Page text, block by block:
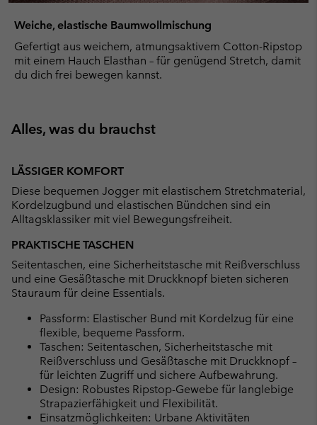
Weiche, elastische Baumwollmischung
Gefertigt aus weichem, atmungsaktivem Cotton-Ripstop
mit einem Hauch Elasthan – für genügend Stretch, damit
du dich frei bewegen kannst.
Alles, was du brauchst
LÄSSIGER KOMFORT
Diese bequemen Jogger mit elastischem Stretchmaterial,
Kordelzugbund und elastischen Bündchen sind ein
Alltagsklassiker mit viel Bewegungsfreiheit.
PRAKTISCHE TASCHEN
Seitentaschen, eine Sicherheitstasche mit Reißverschluss
und eine Gesäßtasche mit Druckknopf bieten sicheren
Stauraum für deine Essentials.
Passform: Elastischer Bund mit Kordelzug für eine
flexible, bequeme Passform.
Taschen: Seitentaschen, Sicherheitstasche mit
Reißverschluss und Gesäßtasche mit Druckknopf –
für leichten Zugriff und sichere Aufbewahrung.
Design: Robustes Ripstop-Gewebe für langlebige
Strapazierfähigkeit und Flexibilität.
Einsatzmöglichkeiten: Urbane Aktivitäten